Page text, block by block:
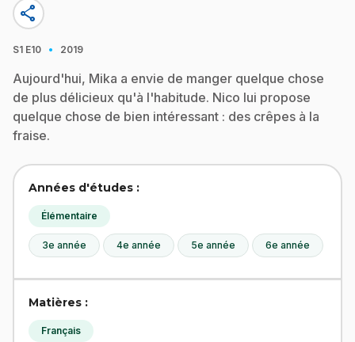
share
S1 E10 · 2019
Aujourd'hui, Mika a envie de manger quelque chose
de plus délicieux qu'à l'habitude. Nico lui propose
quelque chose de bien intéressant : des crêpes à la
fraise.
Années d'études :
Élémentaire
3e année 4e année 5e année 6e année
Matières :
Français